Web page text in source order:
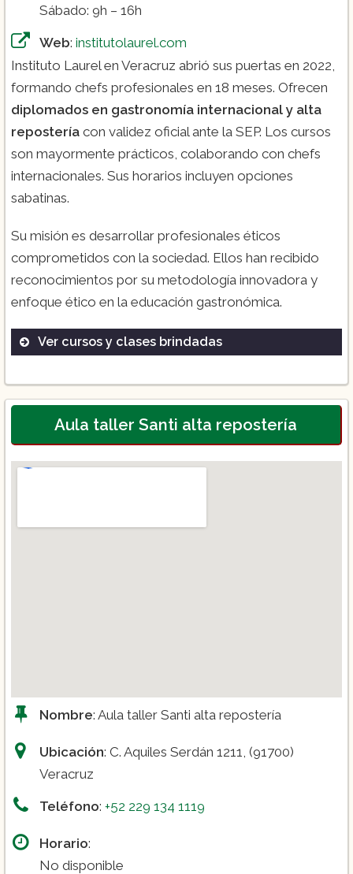
Sábado: 9h – 16h
Web: institutolaurel.com
Instituto Laurel en Veracruz abrió sus puertas en 2022,
formando chefs profesionales en 18 meses. Ofrecen
diplomados en gastronomía internacional y alta
repostería con validez oficial ante la SEP. Los cursos
son mayormente prácticos, colaborando con chefs
internacionales. Sus horarios incluyen opciones
sabatinas.
Su misión es desarrollar profesionales éticos
comprometidos con la sociedad. Ellos han recibido
reconocimientos por su metodología innovadora y
enfoque ético en la educación gastronómica.
Ver cursos y clases brindadas
Chef Repostero
Panadería
Aula taller Santi alta repostería
Nombre: Aula taller Santi alta repostería
Ubicación: C. Aquiles Serdán 1211, (91700)
Veracruz
Teléfono: +52 229 134 1119
Horario:
No disponible